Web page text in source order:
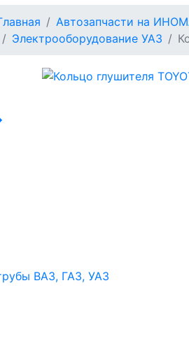
ВАЗ, ГАЗ, УАЗ
Автозапчасти на
Электрооборудование УАЗ